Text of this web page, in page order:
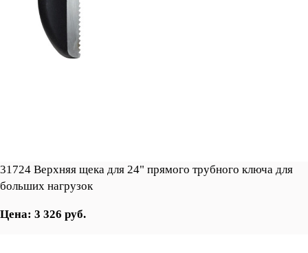
31724 Верхняя щека для 24" прямого трубного ключа для
больших нагрузок
Цена: 3 326 руб.